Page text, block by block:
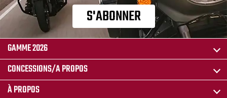
S'ABONNER
GAMME 2026
CONCESSIONS/A PROPOS
À PROPOS